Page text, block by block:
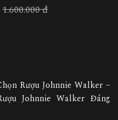
1.600.000 đ
Rượu Johnnie Walker –
Johnnie Walker Đáng